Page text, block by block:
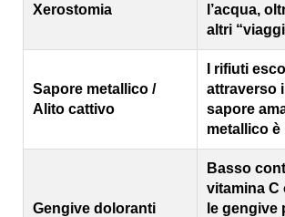
Xerostomia
l’acqua,
altri
Sapore metallico /
Alito cattivo
I rifiuti
attraverso
sapore
metallico è
Gengive doloranti
Basso
vitamina C
le gengive